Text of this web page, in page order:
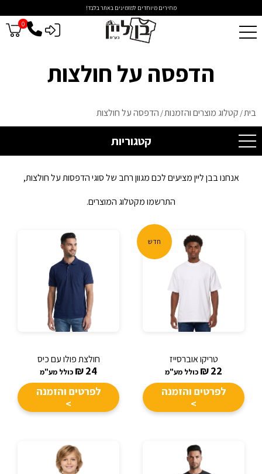
מחירים מיוחדים למזמינים באתר בלבד!
0
כניסה לסיטונאים
הדפסה על חולצות
בית/ קטלוג מוצרים והזמנות/ הדפסה על חולצות
קטגוריות
אנחנו בבן ליין מציעים לכם מגוון רחב של סוגי הדפסות על חולצות,
התרשמו מקטלוג המוצרים.
חדש
טריקו אוברסייז
22
₪ כולל מע"מ
לפרטים והזמנה
>
חולצת פולו עם כיס
24
₪ כולל מע"מ
לפרטים והזמנה
>